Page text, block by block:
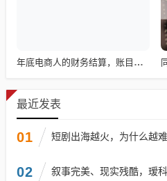
年底电商人的财务结算，账目清算与回顾
最近发表
01 短剧出海越火，为什么越难
02 叙事完美、现实残酷，瑷